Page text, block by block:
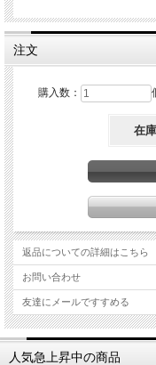
注文
購入数：
在庫
返品についての詳細はこちら
お問い合わせ
友達にメールですすめる
人気急上昇中の商品